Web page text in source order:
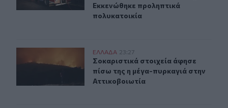
Εκκενώθηκε προληπτικά
πολυκατοικία
Σοκαριστικά στοιχεία άφησε πίσω της η μέγα-
ΕΛΛAΔΑ 23:27
Σοκαριστικά στοιχεία άφησε πίσω
Σοκαριστικά στοιχεία άφησε
πίσω της η μέγα-πυρκαγιά στην
Αττικοβοιωτία